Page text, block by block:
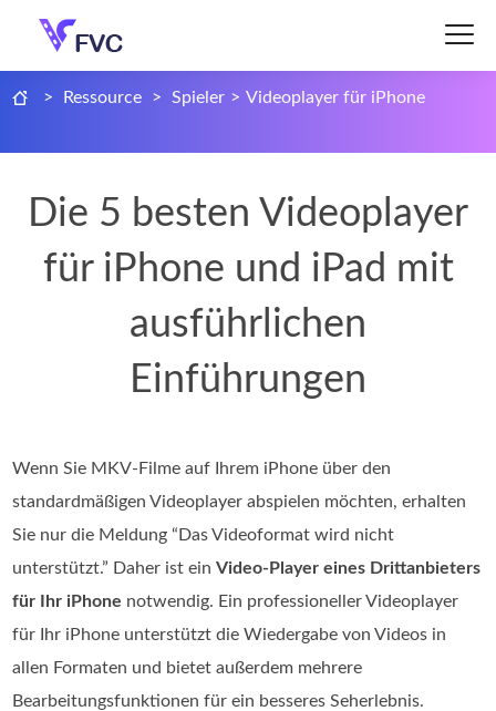
> Ressource > Spieler > Videoplayer für iPhone
Die 5 besten Videoplayer
für iPhone und iPad mit
ausführlichen
Einführungen
Wenn Sie MKV-Filme auf Ihrem iPhone über den
standardmäßigen Videoplayer abspielen möchten, erhalten
Sie nur die Meldung “Das Videoformat wird nicht
unterstützt.” Daher ist einVideo-Player eines Drittanbieters
für Ihr iPhone notwendig. Ein professioneller Videoplayer
für Ihr iPhone unterstützt die Wiedergabe von Videos in
allen Formaten und bietet außerdem mehrere
Bearbeitungsfunktionen für ein besseres Seherlebnis.